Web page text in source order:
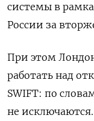
системы в
России за
При этом
работать над
SWIFT: по
не исключаются.